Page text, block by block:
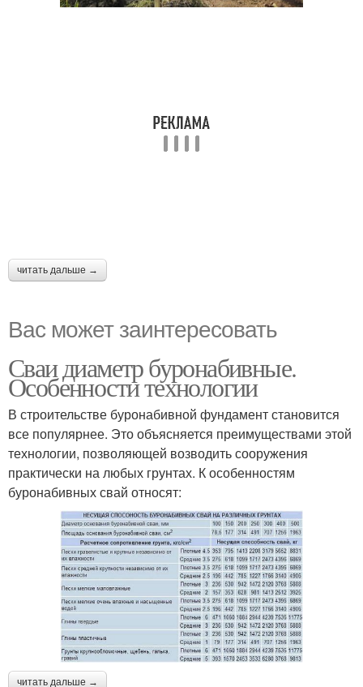
читать дальше →
Вас может заинтересовать
Сваи диаметр буронабивные.
Особенности технологии
В строительстве буронабивной фундамент становится
все популярнее. Это объясняется преимуществами этой
технологии, позволяющей возводить сооружения
практически на любых грунтах. К особенностям
буронабивных свай относят:
читать дальше →